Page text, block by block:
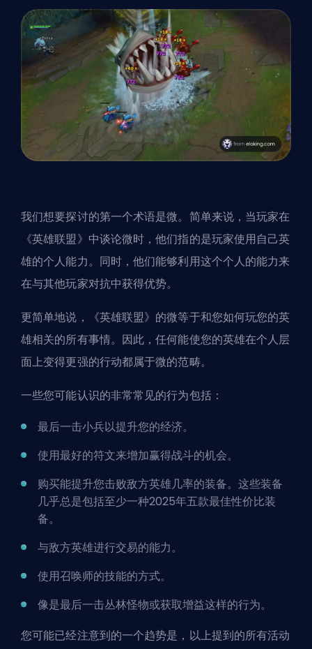
我们想要探讨的第一个术语是微。简单来说，当玩家在
《英雄联盟》中谈论微时，他们指的是玩家使用自己英
雄的个人能力。同时，他们能够利用这个个人的能力来
在与其他玩家对抗中获得优势。
更简单地说，《英雄联盟》的微等于和您如何玩您的英
雄相关的所有事情。因此，任何能使您的英雄在个人层
面上变得更强的行动都属于微的范畴。
一些您可能认识的非常常见的行为包括：
最后一击小兵以提升您的经济。
使用最好的符文来增加赢得战斗的机会。
购买能提升您击败敌方英雄几率的装备。这些装备
几乎总是包括至少一种2025年五款最佳性价比装
备。
与敌方英雄进行交易的能力。
使用召唤师的技能的方式。
像是最后一击丛林怪物或获取增益这样的行为。
您可能已经注意到的一个趋势是，以上提到的所有活动